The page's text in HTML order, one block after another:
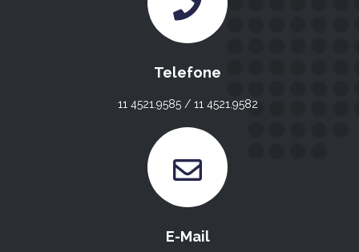
Telefone
11 4521.9585 / 11 4521.9582
E-Mail